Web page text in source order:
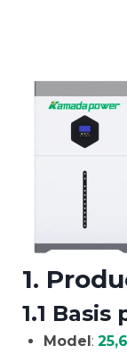
1.
1.1
Model :